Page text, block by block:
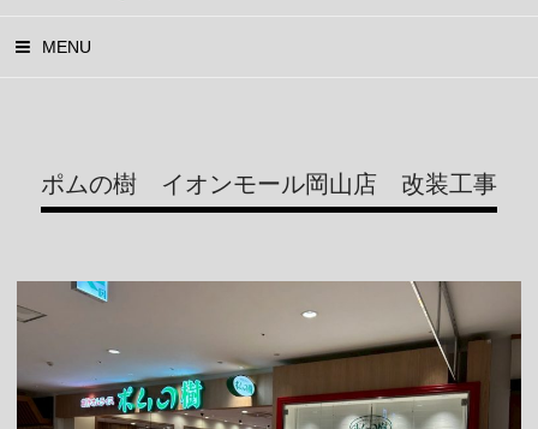
MENU
ポムの樹 イオンモール岡山店 改装工事